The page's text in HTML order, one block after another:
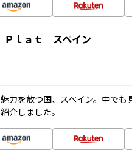
ｌａｔ スペイン
力を放つ国、スペイン。中で
介しました。